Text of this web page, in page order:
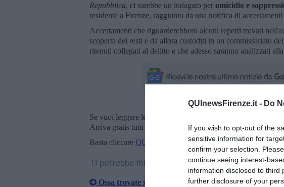
QUInewsFirenze.it - Do
If you wish to opt-out of the
sensitive information for
confirm your selection.
continue seeing interest-
information disclosed to third
further disclosure of your
Repubblica, ci sarebbe un indagato per omicidio e
residente a Firenze, raggiunto da una notifica di
Accertamenti che riguarderebbero alcuni reperti trovati
scoperta dei resti e da allora custoditi in un commissariato
ritenuti collegati al delitto e che adesso saranno analizzati
Se vuoi leggere le notizie principali della Toscana iscriviti alla
Arriva gratis tutti i giorni alle 20:00 direttamente nella tua
Basta cliccare QUI
Ti potrebbe interessare anche:
Ossa trovate sulla A1, sono di una donna scomparsa